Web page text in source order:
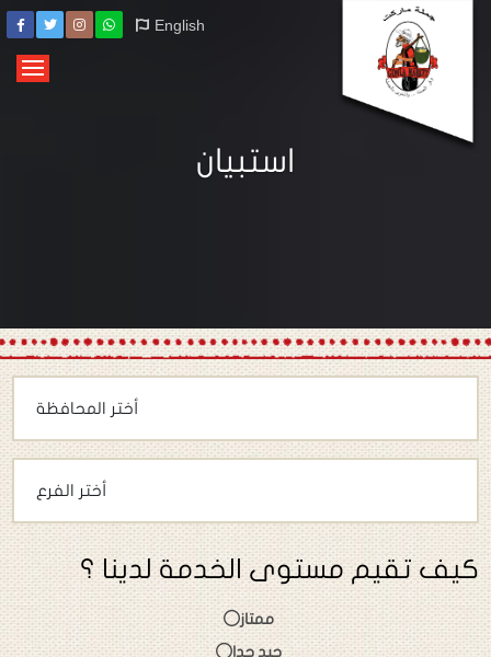
English
استبيان
كيف تقيم مستوى الخدمة لدينا ؟
ممتاز
جيد جدا